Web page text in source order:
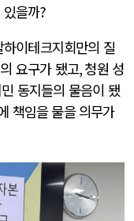
을까?
이테크지회만의 질
요구가 됐고,청원 성
동지들의 물음이 됐
책임을 물을 의무가